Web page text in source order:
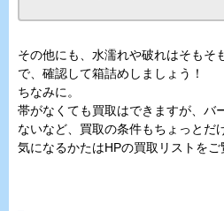
その他にも、水濡れや破れはそもそ
で、確認して箱詰めしましょう！
ちなみに。
帯がなくても買取はできますが、バ
ないなど、買取の条件もちょっとだ
気になるかたはHPの買取リストをご